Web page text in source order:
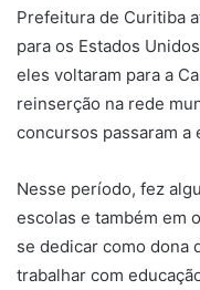
Prefeitura de Curitiba
para os Estados
eles voltaram para a
reinserção na rede
concursos passaram
Nesse período, fez
escolas e também em
se dedicar como dona
trabalhar com